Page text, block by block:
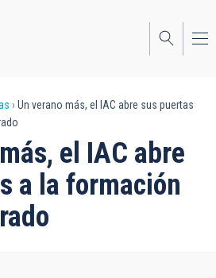
Un verano más, el IAC abre sus puertas
el IAC abre
a la formación